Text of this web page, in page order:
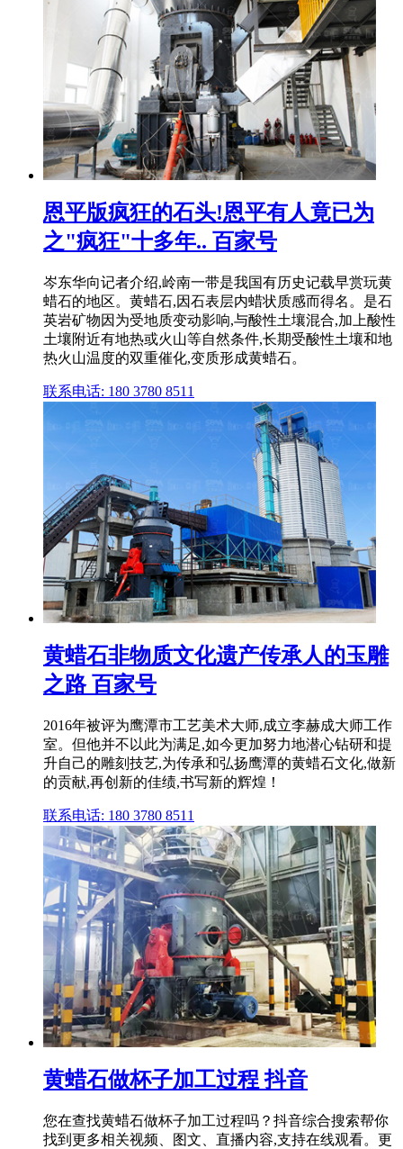
恩平版疯狂的石头!恩平有人竟已为
之"疯狂"十多年.. 百家号
岑东华向记者介绍,岭南一带是我国有历史记载早赏玩黄
蜡石的地区。黄蜡石,因石表层内蜡状质感而得名。是石
英岩矿物因为受地质变动影响,与酸性土壤混合,加上酸性
土壤附近有地热或火山等自然条件,长期受酸性土壤和地
热火山温度的双重催化,变质形成黄蜡石。
联系电话: 180 3780 8511
黄蜡石非物质文化遗产传承人的玉雕
之路 百家号
2016年被评为鹰潭市工艺美术大师,成立李赫成大师工作
室。但他并不以此为满足,如今更加努力地潜心钻研和提
升自己的雕刻技艺,为传承和弘扬鹰潭的黄蜡石文化,做新
的贡献,再创新的佳绩,书写新的辉煌！
联系电话: 180 3780 8511
黄蜡石做杯子加工过程 抖音
您在查找黄蜡石做杯子加工过程吗？抖音综合搜索帮你
找到更多相关视频、图文、直播内容,支持在线观看。更